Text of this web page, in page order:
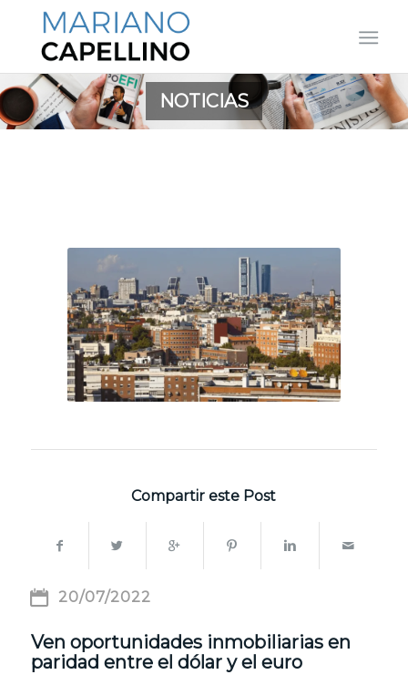
NOTICIAS
Compartir este Post
20/07/2022
Ven oportunidades inmobiliarias en
paridad entre el dólar y el euro